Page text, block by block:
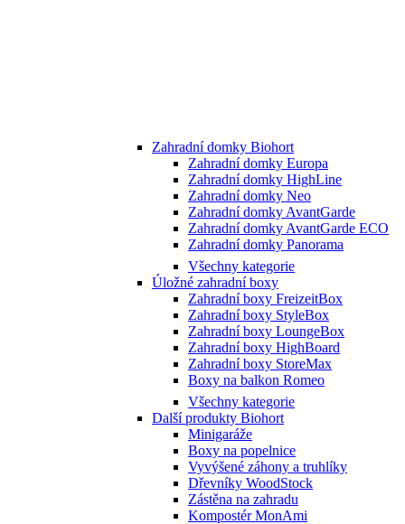
Zahradní domky Biohort
Zahradní domky Europa
Zahradní domky HighLine
Zahradní domky Neo
Zahradní domky AvantGarde
Zahradní domky AvantGarde ECO
Zahradní domky Panorama
Všechny kategorie
Úložné zahradní boxy
Zahradní boxy FreizeitBox
Zahradní boxy StyleBox
Zahradní boxy LoungeBox
Zahradní boxy HighBoard
Zahradní boxy StoreMax
Boxy na balkon Romeo
Všechny kategorie
Další produkty Biohort
Minigaráže
Boxy na popelnice
Vyvýšené záhony a truhlíky
Dřevníky WoodStock
Zástěna na zahradu
Kompostér MonAmi